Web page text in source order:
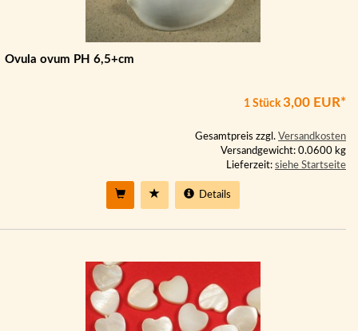
Ovula ovum PH 6,5+cm
1 Stück3,00 EUR*
Gesamtpreis zzgl. Versandkosten
Versandgewicht: 0.0600 kg
Lieferzeit: siehe Startseite
Details